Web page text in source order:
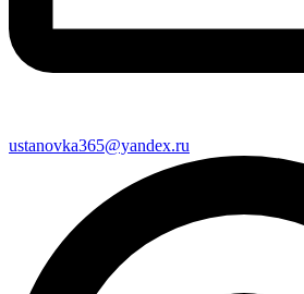
ustanovka365@yandex.ru